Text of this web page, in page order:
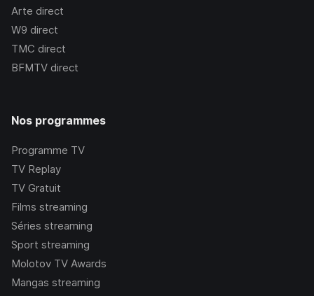
Arte direct
W9 direct
TMC direct
BFMTV direct
Nos programmes
Programme TV
TV Replay
TV Gratuit
Films streaming
Séries streaming
Sport streaming
Molotov TV Awards
Mangas streaming